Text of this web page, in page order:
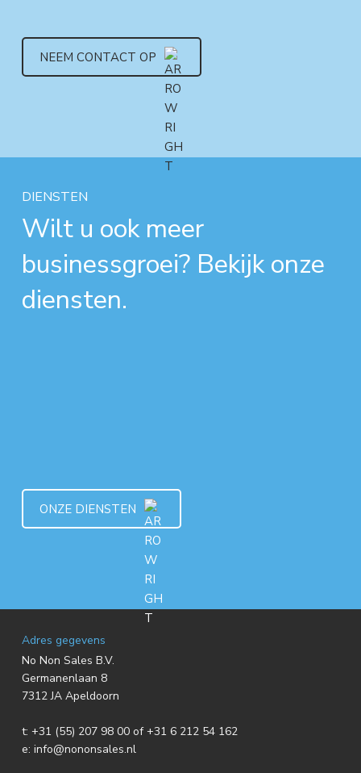
NEEM CONTACT OP
DIENSTEN
Wilt u ook meer
businessgroei? Bekijk onze
diensten.
ONZE DIENSTEN
F
o
o
t
Adres gegevens
No Non Sales B.V.
Germanenlaan 8
7312 JA Apeldoorn
t: +31 (55) 207 98 00 of +31 6 212 54 162
e: info@nononsales.nl